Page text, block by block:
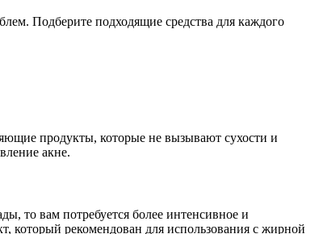
Подберите подходящие средства для каждого
продукты, которые не вызывают сухости и
акне.
то вам потребуется более интенсивное и
который рекомендован для использования с жирной